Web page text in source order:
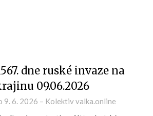
dne ruské invaze na
09.06.2026
9. 6. 2026 – Kolektiv valka.online